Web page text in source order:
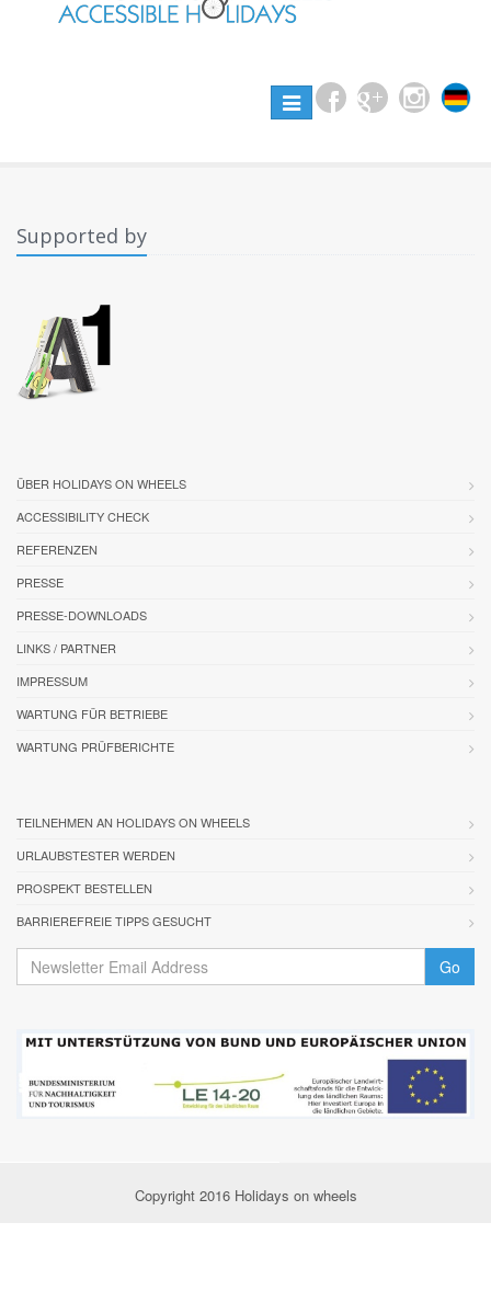
Toggle
navigation
Supported by
ÜBER HOLIDAYS ON WHEELS
ACCESSIBILITY CHECK
REFERENZEN
PRESSE
PRESSE-DOWNLOADS
LINKS / PARTNER
IMPRESSUM
WARTUNG FÜR BETRIEBE
WARTUNG PRÜFBERICHTE
TEILNEHMEN AN HOLIDAYS ON WHEELS
URLAUBSTESTER WERDEN
PROSPEKT BESTELLEN
BARRIEREFREIE TIPPS GESUCHT
Go
Copyright 2016 Holidays on wheels